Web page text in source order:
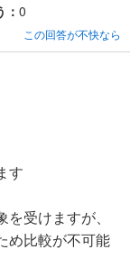
0
この回答が不快なら
す
受けますが、
め比較が不可能